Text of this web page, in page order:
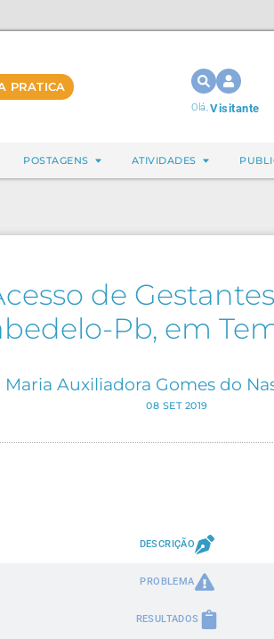
PRATICA
Olá,Visitante
POSTAGENS ATIVIDADES
de
Pb, em
Maria Auxiliadora Gomes do
08 SET 2019
DESCRIÇÃO
PROBLEMA
RESULTADOS